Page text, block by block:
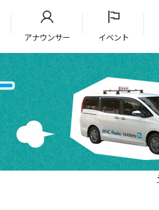
アナウンサー イベント